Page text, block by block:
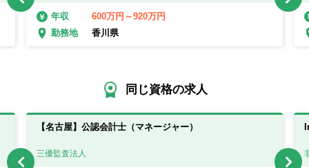
年収
600万円～920万円
勤務地
香川県
同じ資格の求人
【名古屋】公認会計士（マネージャー）
三優監査法人